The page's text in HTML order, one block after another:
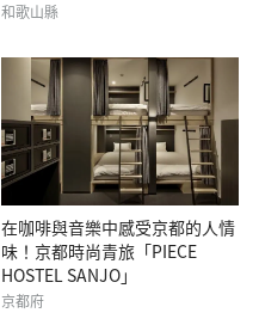
和歌山縣
在咖啡與音樂中感受京都的人情
味！京都時尚青旅「PIECE
HOSTEL SANJO」
京都府